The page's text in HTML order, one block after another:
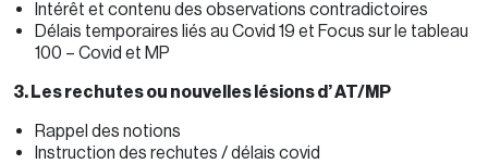
Intérêt et contenu des observations contradictoires
Délais temporaires liés au Covid 19 et Focus sur le tableau
100 – Covid et MP
3. Les rechutes ou nouvelles lésions d’ AT/MP
Rappel des notions
Instruction des rechutes / délais covid